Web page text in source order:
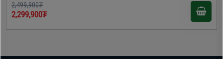
2,499,900₮
2,299,900₮